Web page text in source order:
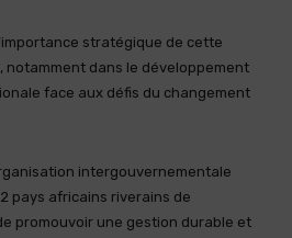
stratégique de cette
notamment dans le développement
face aux défis du changement
intergouvernementale
pays africains riverains de
promouvoir une gestion durable et